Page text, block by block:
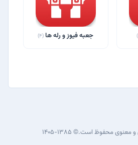
جعبه فیوز و رله ها (4)
محفوظ است.© ۱۳۸۵-۱۴۰۵